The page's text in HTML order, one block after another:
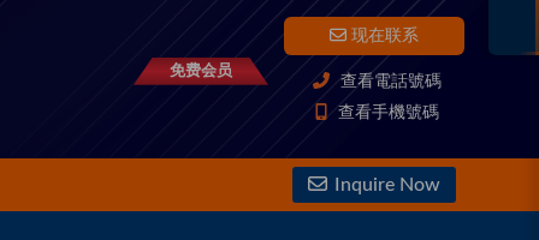
免费会员
现在联系
查看電話號碼
查看手機號碼
Inquire Now